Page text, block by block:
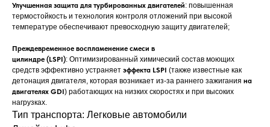
Улучшенная защита для турбированных двигателей: повышенная
термостойкость и технология контроля отложений при высокой
температуре обеспечивают превосходную защиту двигателей;
Преждевременное воспламенение смеси в
цилиндре (LSPI): Оптимизированный химический состав моющих
средств эффективно устраняет эффекта LSPI (также известные как
детонация двигателя, которая возникает из-за раннего зажигания на
двигателях GDI) работающих на низких скоростях и при высоких
нагрузках.
Тип транспорта: Легковые автомобили